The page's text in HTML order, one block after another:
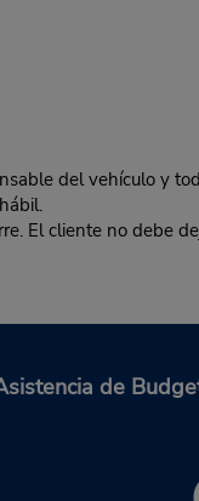
del vehículo y
El cliente no debe
de